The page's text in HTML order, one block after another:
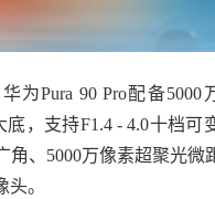
Pura 90 Pro配备5000
底，支持F1.4 - 4.0十档可
角、5000万像素超聚光微
。